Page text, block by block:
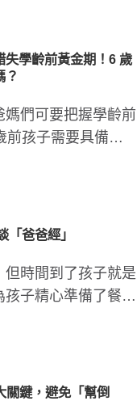
失學齡前黃金期！6 歲
？
們可要把握學齡前
前孩子需要具備的
爸爸經」
時間到了孩子就是
孩子精心準備了餐
關鍵，避免「幫倒